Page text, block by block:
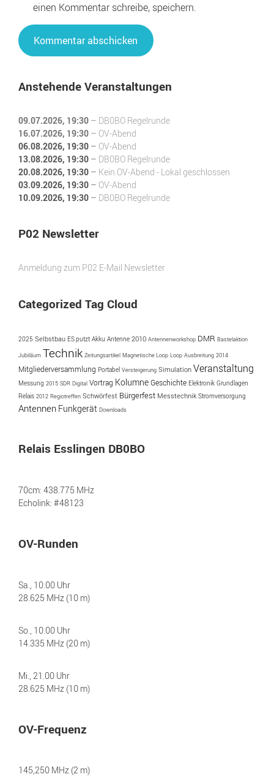
einen Kommentar schreibe, speichern.
Anstehende Veranstaltungen
09.07.2026, 19:30 – DB0BO Regelrunde
16.07.2026, 19:30 – OV-Abend
06.08.2026, 19:30 – OV-Abend
13.08.2026, 19:30 – DB0BO Regelrunde
20.08.2026, 19:30 – Kein OV-Abend - Lokal geschlossen
03.09.2026, 19:30 – OV-Abend
10.09.2026, 19:30 – DB0BO Regelrunde
P02 Newsletter
Anmeldung zum P02 E-Mail Newsletter
Categorized Tag Cloud
2025 Selbstbau ES putzt Akku Antenne 2010 Antennenworkshop DMR Bastelaktion
Jubiläum Technik Zeitungsartikel Magnetische Loop Loop Ausbreitung 2014
Mitgliederversammlung Portabel Versteigerung Simulation Veranstaltung
Messung 2015 SDR Digital Vortrag KolumneGeschichte Elektronik Grundlagen
Relais 2012 Regiotreffen Schwörfest Bürgerfest Messtechnik Stromversorgung
Antennen Funkgerät Downloads
Relais Esslingen DB0BO
70cm: 438.775 MHz
Echolink: #48123
OV-Runden
Sa., 10.00 Uhr
28.625 MHz (10 m)
So., 10.00 Uhr
14.335 MHz (20 m)
Mi., 21.00 Uhr
28.625 MHz (10 m)
OV-Frequenz
145,250 MHz (2 m)